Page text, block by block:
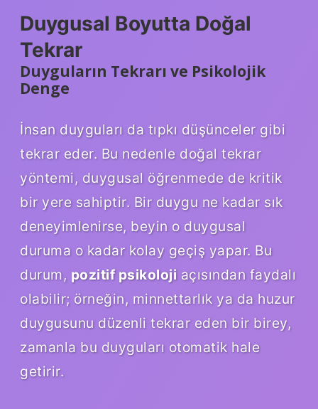
Duygusal Boyutta Doğal
Tekrar
Duyguların Tekrarı ve Psikolojik
Denge
İnsan duyguları da tıpkı düşünceler gibi
tekrar eder. Bu nedenle doğal tekrar
yöntemi, duygusal öğrenmede de kritik
bir yere sahiptir. Bir duygu ne kadar sık
deneyimlenirse, beyin o duygusal
duruma o kadar kolay geçiş yapar. Bu
durum, pozitif psikolojiaçısından faydalı
olabilir; örneğin, minnettarlık ya da huzur
duygusunu düzenli tekrar eden bir birey,
zamanla bu duyguları otomatik hale
getirir.